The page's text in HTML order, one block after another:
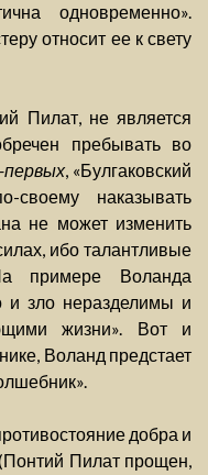
одновременно».
относит ее к свету
Пилат, не является
пребывать во
первых, «Булгаковский
наказывать
не может изменить
ибо талантливые
примере Воланда
и зло неразделимы и
жизни». Вот и
Воланд предстает
добра и
Пилат прощен,